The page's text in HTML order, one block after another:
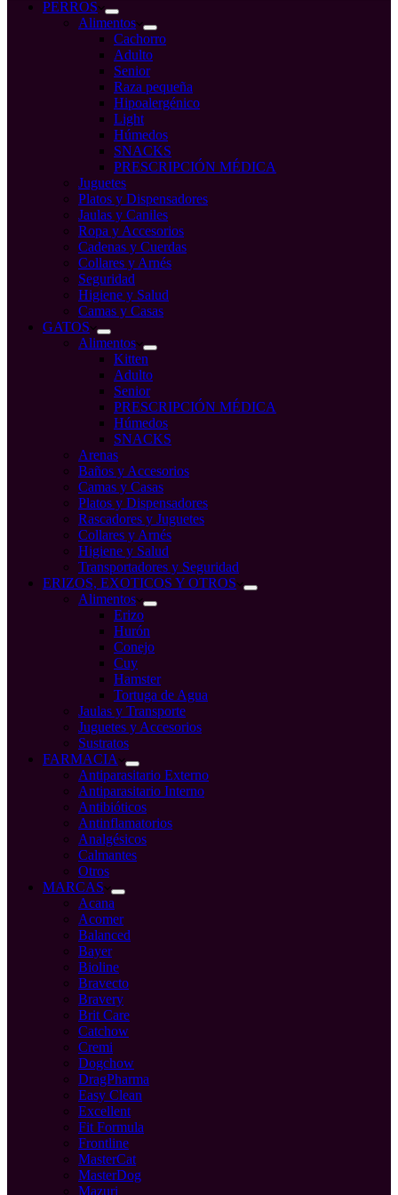
compraPERROS
Alimentos
Cachorro
Adulto
Senior
Raza pequeña
Hipoalergénico
Light
Húmedos
SNACKS
PRESCRIPCIÓN MÉDICA
Juguetes
Platos y Dispensadores
Jaulas y Caniles
Ropa y Accesorios
Cadenas y Cuerdas
Collares y Arnés
Seguridad
Higiene y Salud
Camas y Casas
GATOS
Alimentos
Kitten
Adulto
Senior
PRESCRIPCIÓN MÉDICA
Húmedos
SNACKS
Arenas
Baños y Accesorios
Camas y Casas
Platos y Dispensadores
Rascadores y Juguetes
Collares y Arnés
Higiene y Salud
Transportadores y Seguridad
ERIZOS, EXOTICOS Y OTROS
Alimentos
Erizo
Hurón
Conejo
Cuy
Hamster
Tortuga de Agua
Jaulas y Transporte
Juguetes y Accesorios
Sustratos
FARMACIA
Antiparasitario Externo
Antiparasitario Interno
Antibióticos
Antinflamatorios
Analgésicos
Calmantes
Otros
MARCAS
Acana
Acomer
Balanced
Bayer
Bioline
Bravecto
Bravery
Brit Care
Catchow
Cremi
Dogchow
DragPharma
Easy Clean
Excellent
Fit Formula
Frontline
MasterCat
MasterDog
Mazuri